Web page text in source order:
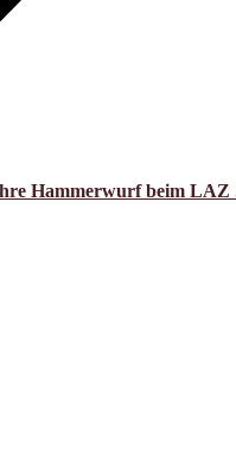
Hammerwurf beim LAZ